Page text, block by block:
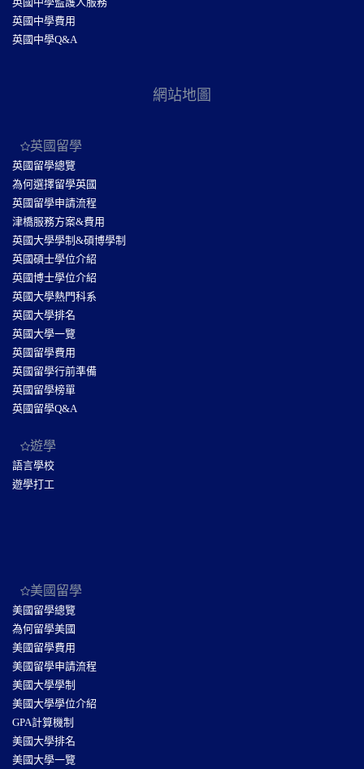
英國中學費用
英國中學Q&A
網站地圖
英國留學
英國留學總覽
為何選擇留學英國
英國留學申請流程
津橋服務方案&費用
英國大學學制&碩博學制
英國碩士學位介紹
英國博士學位介紹
英國大學熱門科系
英國大學排名
英國大學一覽
英國留學費用
英國留學行前準備
英國留學榜單
英國留學Q&A
遊學
語言學校
遊學打工
美國留學
美國留學總覽
為何留學美國
美國留學費用
美國留學申請流程
美國大學學制
美國大學學位介紹
GPA計算機制
美國大學排名
美國大學一覽